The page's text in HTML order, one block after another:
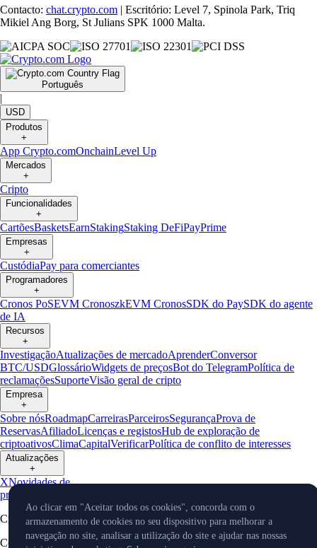
Contacto: chat.crypto.com | Escritório: Level 7, Spinola Park, Triq
Mikiel Ang Borg, St Julians SPK 1000 Malta.
Português
|
USD
Produtos
+
App Crypto.comOnchainLevel Up
Mercados
+
Cripto
Funcionalidades
+
CartõesBasketsEarnStakingStaking DeFiPayPrime
Empresas
+
CustódiaPay para comerciantes
Programadores
+
Cronos PoSEVM CronoszkEVM CronosSDK do PaySDK do agente
de IA
Recursos
+
InvestigaçãoAtualizações de mercadoAprenderConversor
BTC/USDGlossárioWidgets de preçosBot do TelegramPolítica de
reclamaçõesSuporteVisão geral de cripto
Empresa
+
Sobre nósRoadmapCarreirasParceirosSegurançaProva de
ReservasAfiliadoLicenças e registosHub de exploração de
criptoativosClimaCapitalVerificarPolítica de conflito de interesses
Atualizações
+
XNovidades de
produtos
Cryptocurrency in Every Wallet™
Copyright © 2018 - 2026 Crypto.com. Todos os direitos reservados.
Ao clicar em "Aceitar todos os cookies", concorda com o
armazenamento de cookies no seu dispositivo para melhorar a
navegação no site, analisar a utilização do site e ajudar nas nossas